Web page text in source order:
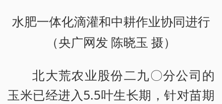
水肥一体化滴灌和中耕作业协同进行
（央广网发 陈晓玉 摄）
北大荒农业股份二九〇分公司的
玉米已经进入5.5叶生长期，针对苗期